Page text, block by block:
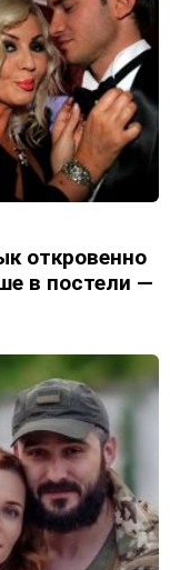
откровенно
в постели —